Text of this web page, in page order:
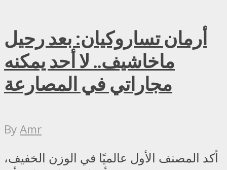
أرمان تساروكيان: بعد رحيل
ماخاشيف.. لا أحد يمكنه
مجاراتي في المصارعة
ByAmr
أكد المصنف الأول عالميًا في الوزن الخفيف،